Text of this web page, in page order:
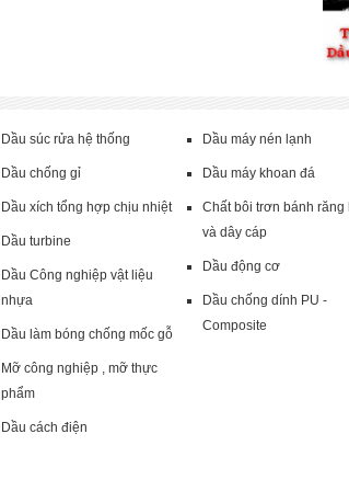
Dầu súc rửa hệ thống
Dầu chống gỉ
Dầu xích tổng hợp chịu nhiệt
Dầu turbine
Dầu Công nghiệp vật liệu
nhựa
Dầu làm bóng chống mốc gỗ
Mỡ công nghiệp , mỡ thực
phẩm
Dầu cách điện
Dầu máy nén lạnh
Dầu máy khoan đá
Chất bôi trơn bánh răng
và dây cáp
Dầu động cơ
Dầu chống dính PU -
Composite